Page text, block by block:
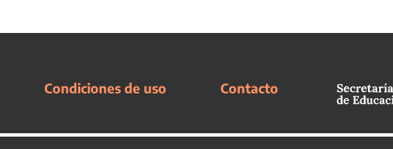
Condiciones de uso Contacto